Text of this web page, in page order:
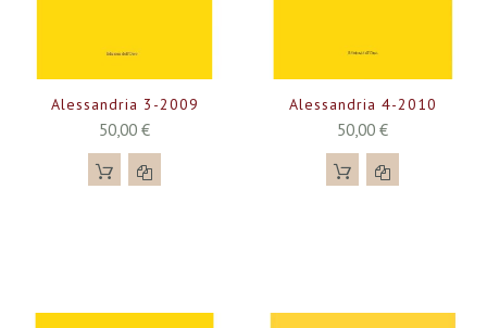
Alessandria 3-2009
50,00 €
Alessandria 4-2010
50,00 €